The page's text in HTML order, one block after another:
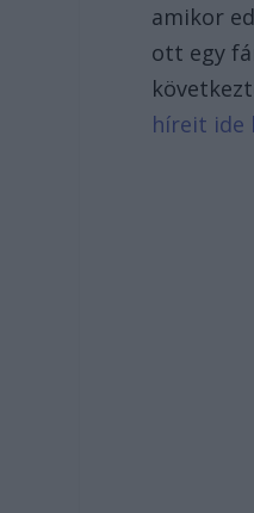
amikor
ott egy
híreit ide